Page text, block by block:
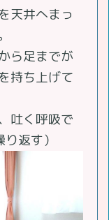
天井へまっ
ら足までが
持ち上げて
吐く呼吸で
返す）